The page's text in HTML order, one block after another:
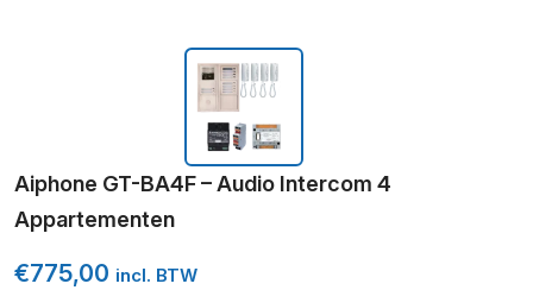
Aiphone GT-BA4F – Audio Intercom 4
Appartementen
€775,00 incl. BTW